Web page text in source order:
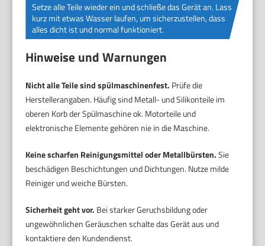
Setze alle Teile wieder ein und schließe das Gerät an. Lass
kurz mit etwas Wasser laufen, um sicherzustellen, dass
alles dicht ist und normal funktioniert.
Hinweise und Warnungen
Nicht alle Teile sind spülmaschinenfest. Prüfe die
Herstellerangaben. Häufig sind Metall- und Silikonteile im
oberen Korb der Spülmaschine ok. Motorteile und
elektronische Elemente gehören nie in die Maschine.
Keine scharfen Reinigungsmittel oder Metallbürsten.Sie
beschädigen Beschichtungen und Dichtungen. Nutze milde
Reiniger und weiche Bürsten.
Sicherheit geht vor. Bei starker Geruchsbildung oder
ungewöhnlichen Geräuschen schalte das Gerät aus und
kontaktiere den Kundendienst.